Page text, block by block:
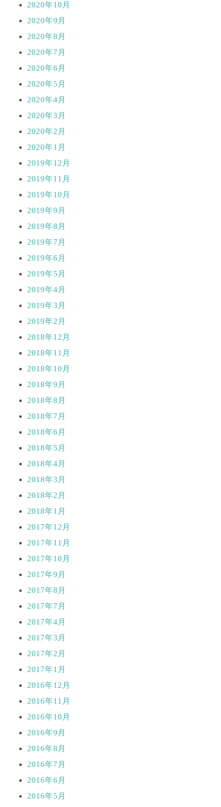
2020年10月
2020年9月
2020年8月
2020年7月
2020年6月
2020年5月
2020年4月
2020年3月
2020年2月
2020年1月
2019年12月
2019年11月
2019年10月
2019年9月
2019年8月
2019年7月
2019年6月
2019年5月
2019年4月
2019年3月
2019年2月
2018年12月
2018年11月
2018年10月
2018年9月
2018年8月
2018年7月
2018年6月
2018年5月
2018年4月
2018年3月
2018年2月
2018年1月
2017年12月
2017年11月
2017年10月
2017年9月
2017年8月
2017年7月
2017年4月
2017年3月
2017年2月
2017年1月
2016年12月
2016年11月
2016年10月
2016年9月
2016年8月
2016年7月
2016年6月
2016年5月